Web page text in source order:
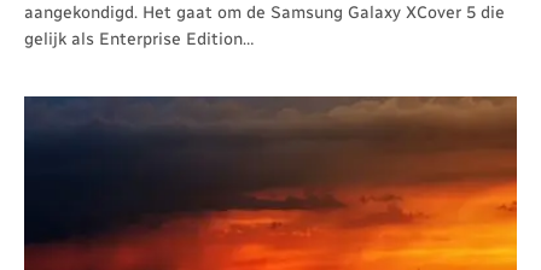
aangekondigd. Het gaat om de Samsung Galaxy XCover 5 die
gelijk als Enterprise Edition…